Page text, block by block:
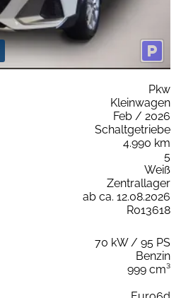
Pkw
Kleinwagen
Feb / 2026
Schaltgetriebe
4.990 km
5
Weiß
Zentrallager
ab ca. 12.08.2026
R013618
70 kW / 95 PS
Benzin
999 cm³